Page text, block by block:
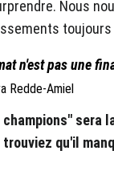
Nous
n'est pas une
Redde-Amiel
sera
trouviez qu'il